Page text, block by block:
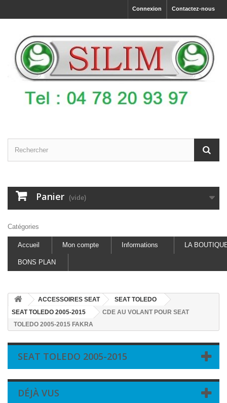
Contactez-nous
Connexion
Panier (vide)
Catégories
Accueil Mon compte Informations LA
BONS PLAN
ACCESSOIRES SEAT
SEAT TOLEDO
SEAT TOLEDO 2005-2015
CDE AU VOLANT POUR SEAT
TOLEDO 2005-2015 FAKRA
SEAT TOLEDO 2005-2015
DÉJÀ VUS